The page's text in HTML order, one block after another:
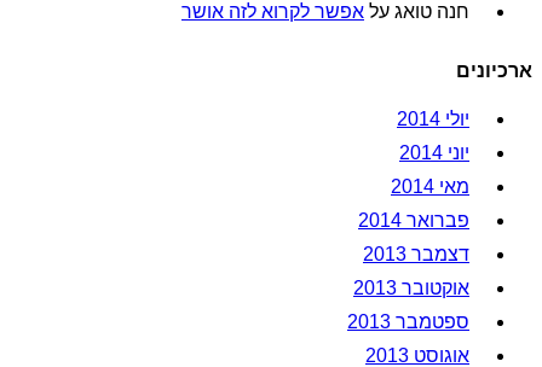
חנה טואג על אפשר לקרוא לזה אושר
ארכיונים
יולי 2014
יוני 2014
מאי 2014
פברואר 2014
דצמבר 2013
אוקטובר 2013
ספטמבר 2013
אוגוסט 2013